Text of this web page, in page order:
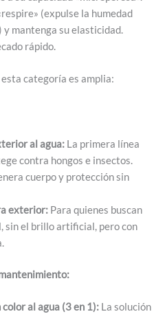
(expulse la humedad
mantenga su elasticidad.
rápido.
categoría es amplia:
al agua: La primera línea
contra hongos e insectos.
cuerpo y protección sin
exterior: Para quienes buscan
sin el brillo artificial, pero con
al agua (3 en 1): La solución